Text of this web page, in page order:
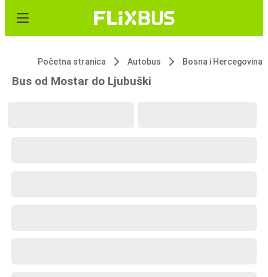
Početna stranica Autobus Bosna i Hercegovina
Bus od Mostar do Ljubuški